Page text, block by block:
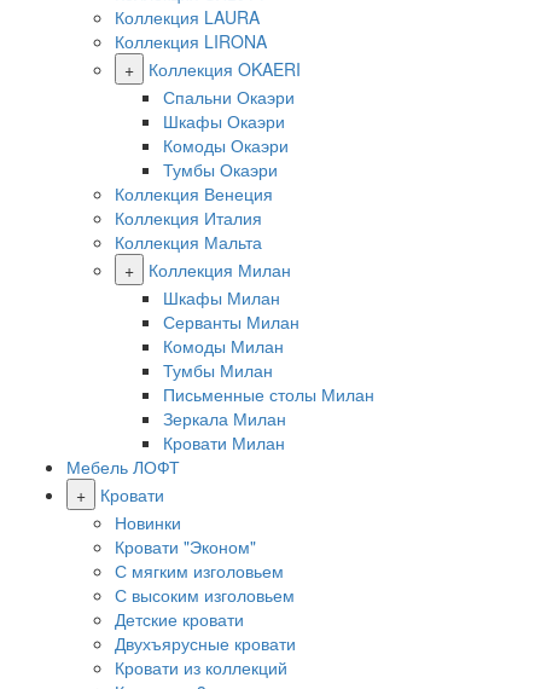
Коллекция LAURA
Коллекция LIRONA
+
Коллекция OKAERI
Спальни Окаэри
Шкафы Окаэри
Комоды Окаэри
Тумбы Окаэри
Коллекция Венеция
Коллекция Италия
Коллекция Мальта
+
Коллекция Милан
Шкафы Милан
Серванты Милан
Комоды Милан
Тумбы Милан
Письменные столы Милан
Зеркала Милан
Кровати Милан
Мебель ЛОФТ
+
Кровати
Новинки
Кровати "Эконом"
С мягким изголовьем
С высоким изголовьем
Детские кровати
Двухъярусные кровати
Кровати из коллекций